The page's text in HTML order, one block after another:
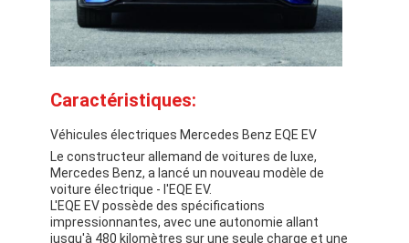
Nous contacter
Pour les véhicules électriques
Mercedes Benz, voiture de sport
Le SUV Mercedes Benz
Voiture électrique Mercedes Benz
Caractéristiques:
Véhicules électriques Mercedes Benz EQE EV
Le constructeur allemand de voitures de luxe,
Mercedes Benz, a lancé un nouveau modèle de
voiture électrique - l'EQE EV.
L'EQE EV possède des spécifications
impressionnantes, avec une autonomie allant
jusqu'à 480 kilomètres sur une seule charge et une